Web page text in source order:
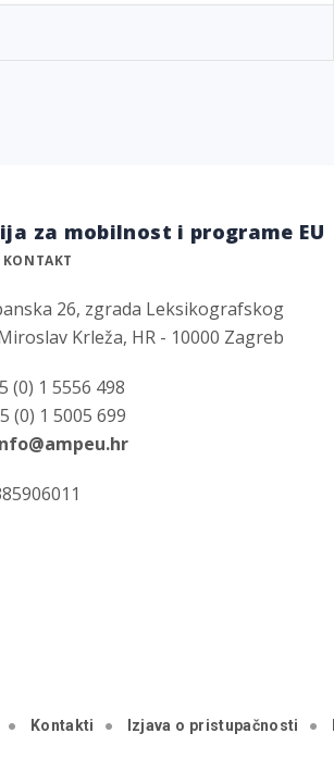
za mobilnost i programe EU
KONTAKT
26, zgrada Leksikografskog
Krleža, HR - 10000 Zagreb
(0) 1 5556 498
(0) 1 5005 699
Kontakti Izjava o pristupačnosti